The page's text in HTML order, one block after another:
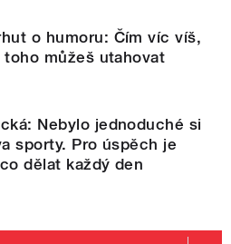
o humoru: Čím víc víš,
můžeš utahovat
Nebylo jednoduché si
sporty. Pro úspěch je
dělat každý den